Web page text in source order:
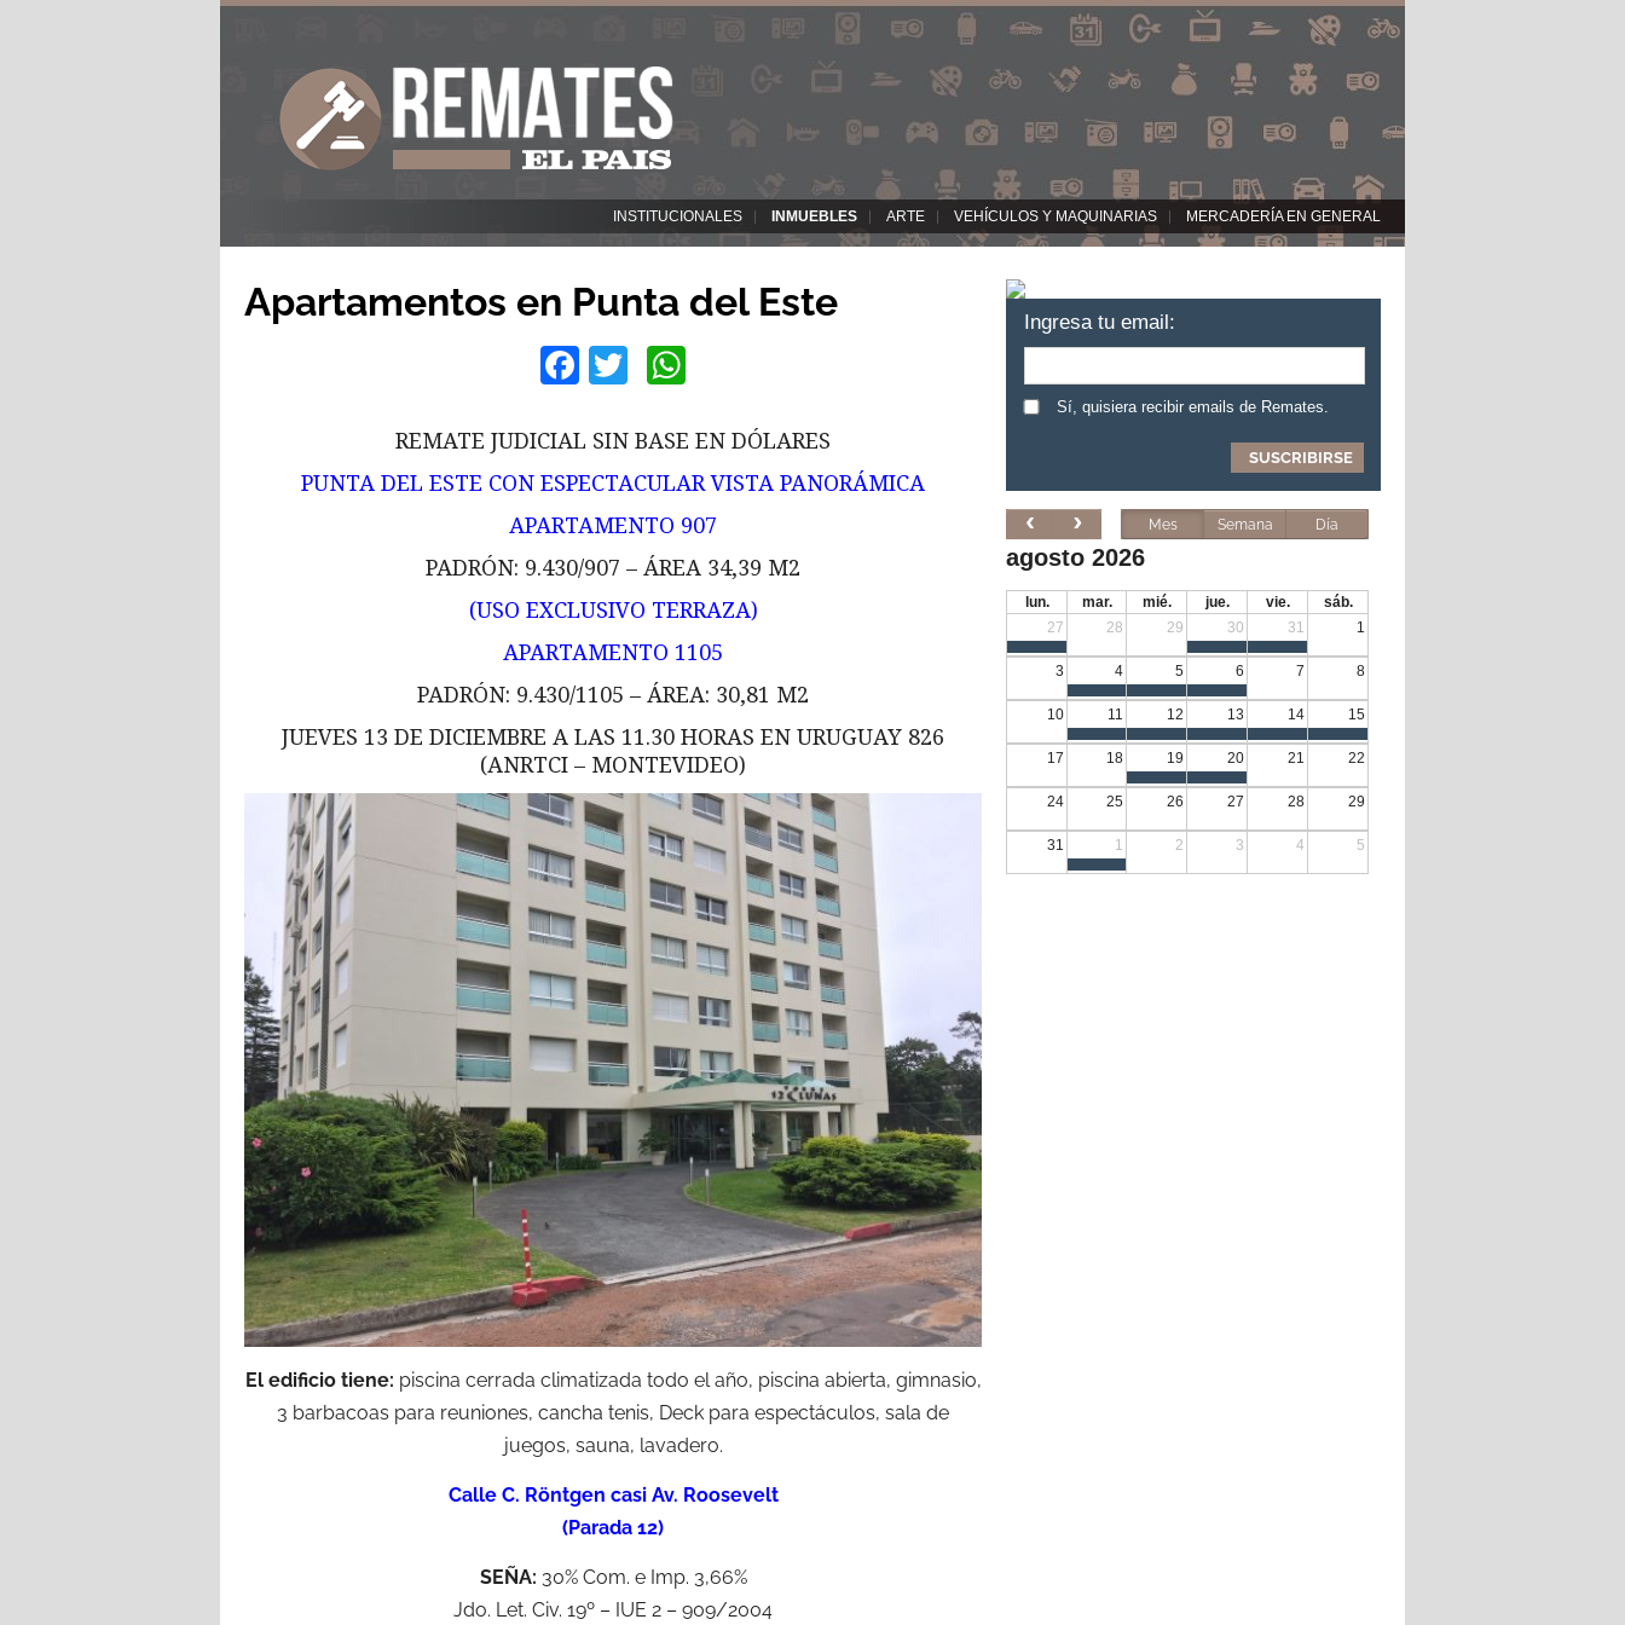
INSTITUCIONALES INMUEBLES ARTE VEHÍCULOS Y MAQUINARIAS MERCADERÍA EN GENERAL
Apartamentos en Punta del Este
Facebook
Twitter
REMATE JUDICIAL SIN BASE EN DÓLARES
PUNTA DEL ESTE CON ESPECTACULAR VISTA PANORÁMICA
APARTAMENTO 907
PADRÓN: 9.430/907 – ÁREA 34,39 M2
(USO EXCLUSIVO TERRAZA)
APARTAMENTO 1105
PADRÓN: 9.430/1105 – ÁREA: 30,81 M2
JUEVES 13 DE DICIEMBRE A LAS 11.30 HORAS EN URUGUAY 826
(ANRTCI – MONTEVIDEO)
El edificio tiene: piscina cerrada climatizada todo el año, piscina abierta, gimnasio,
3 barbacoas para reuniones, cancha tenis, Deck para espectáculos, sala de
juegos, sauna, lavadero.
Calle C. Röntgen casi Av. Roosevelt
(Parada 12)
SEÑA: 30% Com. e Imp. 3,66%
Jdo. Let. Civ. 19º – IUE 2 – 909/2004
Ingresa tu email:
Sí, quisiera recibir emails de Remates.
Mes Semana Día
agosto 2026
lun. mar. mié. jue. vie.
sáb.
27
28 29 30 31 1
3 4 5 6 7 8
10 11 12 13 14 15
17 18 19 20 21 22
24 25 26 27 28 29
31 1 2 3 4 5